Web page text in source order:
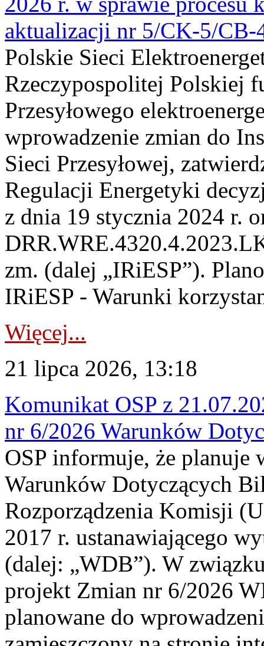
aktualizacji nr 5/CK-5/CB-
Polskie Sieci
Rzeczypospolitej Polskiej
Przesyłowego
wprowadzenie zmian do
Sieci Przesyłowej,
Regulacji Energetyki
z dnia 19 stycznia 2024 r.
zm. (dalej „IRiESP”).
IRiESP - Warunki
Więcej...
21 lipca 2026, 13:18
Komunikat OSP z
nr 6/2026 Warunków
OSP informuje, że planuje
Warunków Dotyczących
Rozporządzenia Komisji
2017 r. ustanawiającego
(dalej: „WDB”). W
projekt Zmian nr 6/2026
planowane do